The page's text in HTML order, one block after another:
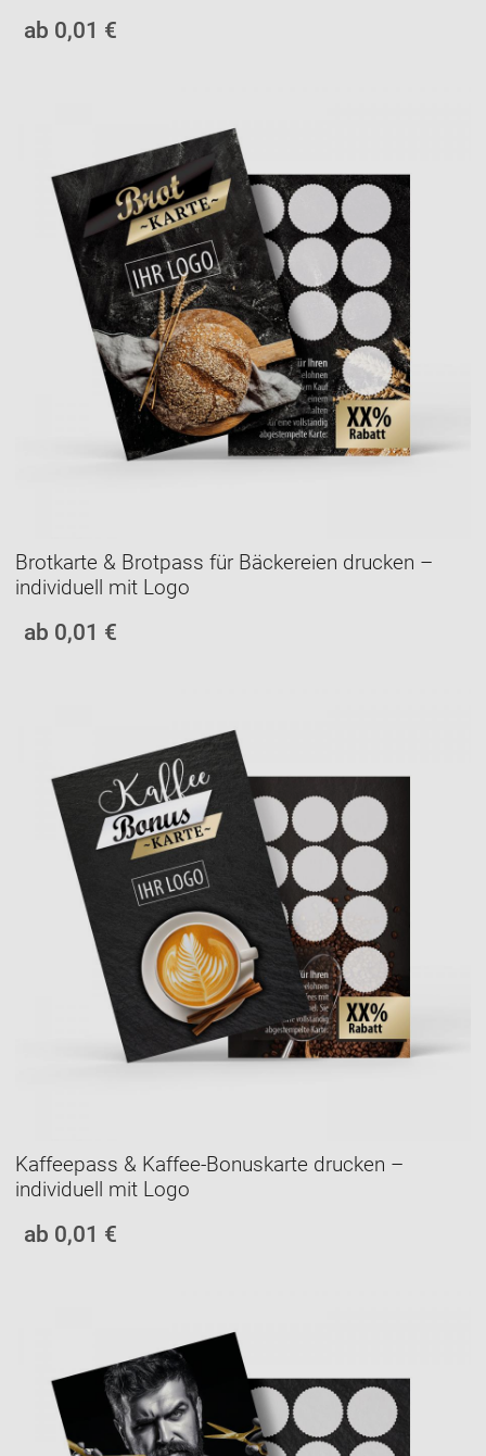
ab 0,01 €
Brotkarte & Brotpass für Bäckereien drucken –
individuell mit Logo
ab 0,01 €
Kaffeepass & Kaffee-Bonuskarte drucken –
individuell mit Logo
ab 0,01 €